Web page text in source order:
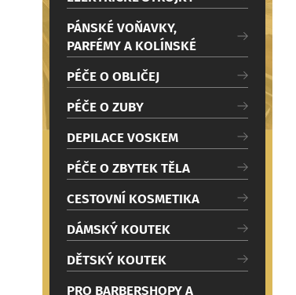
PÁNSKÉ VOŇAVKY,
PARFÉMY A KOLÍNSKÉ
PÉČE O OBLIČEJ
PÉČE O ZUBY
DEPILACE VOSKEM
PÉČE O ZBYTEK TĚLA
CESTOVNÍ KOSMETIKA
DÁMSKÝ KOUTEK
DĚTSKÝ KOUTEK
PRO BARBERSHOPY A